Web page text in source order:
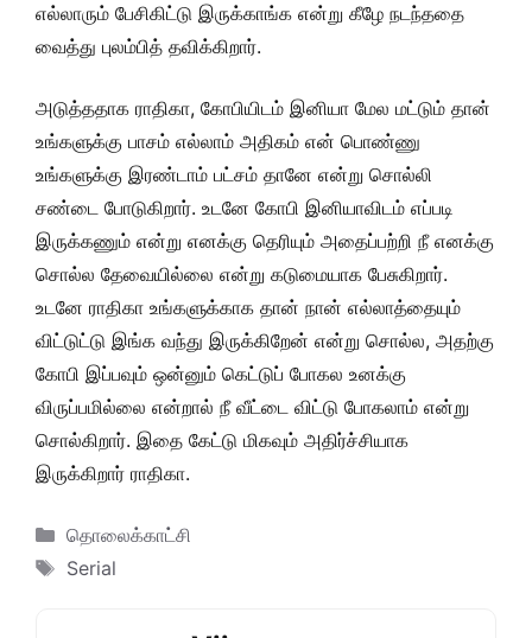
எல்லாரும் பேசிகிட்டு இருக்காங்க என்று கீழே நடந்ததை
வைத்து புலம்பித் தவிக்கிறார்.
அடுத்ததாக ராதிகா, கோபியிடம் இனியா மேல மட்டும் தான்
உங்களுக்கு பாசம் எல்லாம் அதிகம் என் பொண்ணு
உங்களுக்கு இரண்டாம் பட்சம் தானே என்று சொல்லி
சண்டை போடுகிறார். உடனே கோபி இனியாவிடம் எப்படி
இருக்கணும் என்று எனக்கு தெரியும் அதைப்பற்றி நீ எனக்கு
சொல்ல தேவையில்லை என்று கடுமையாக பேசுகிறார்.
உடனே ராதிகா உங்களுக்காக தான் நான் எல்லாத்தையும்
விட்டுட்டு இங்க வந்து இருக்கிறேன் என்று சொல்ல, அதற்கு
கோபி இப்பவும் ஒன்னும் கெட்டுப் போகல உனக்கு
விருப்பமில்லை என்றால் நீ வீட்டை விட்டு போகலாம் என்று
சொல்கிறார். இதை கேட்டு மிகவும் அதிர்ச்சியாக
இருக்கிறார் ராதிகா.
Categories
தொலைக்காட்சி
Tags
Serial